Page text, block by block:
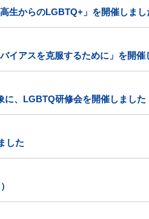
生からのLGBTQ+」を開催しまし
イアスを克服するために」を開催
に、LGBTQ研修会を開催しました
した